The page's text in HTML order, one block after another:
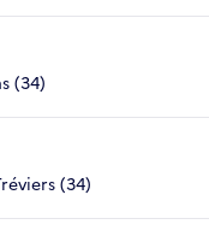
(34)
(34)